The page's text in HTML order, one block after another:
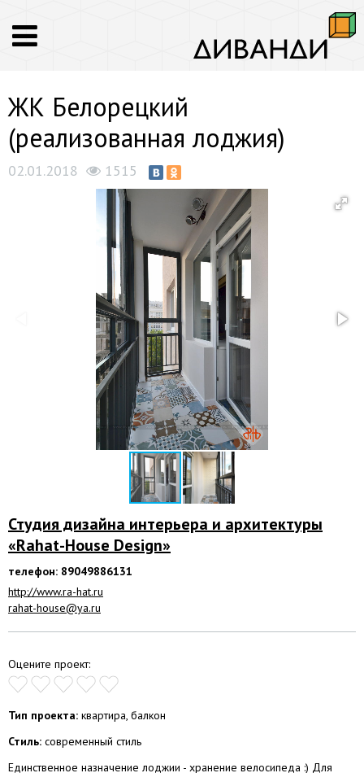
ЖК Белорецкий
(реализованная лоджия)
02.01.2018 1515
Студия дизайна интерьера и архитектуры
«Rahat-House Design»
телефон: 89049886131
http://www.ra-hat.ru
rahat-house@ya.ru
Оцените проект:
Тип проекта: квартира, балкон
Стиль: современный стиль
Единственное назначение лоджии - хранение велосипеда :) Для